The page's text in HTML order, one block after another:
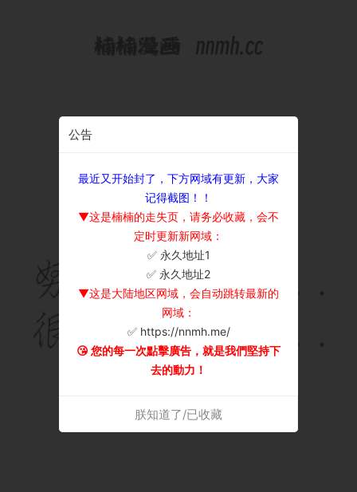
公告
最近又开始封了，下方网域有更新，大家
记得截图！！
▼这是楠楠的走失页，请务必收藏，会不
定时更新新网域：
✅ 永久地址1
✅ 永久地址2
▼这是大陆地区网域，会自动跳转最新的
网域：
✅ https://nnmh.me/
😘 您的每一次點擊廣告，就是我們堅持下
去的動力！
朕知道了/已收藏